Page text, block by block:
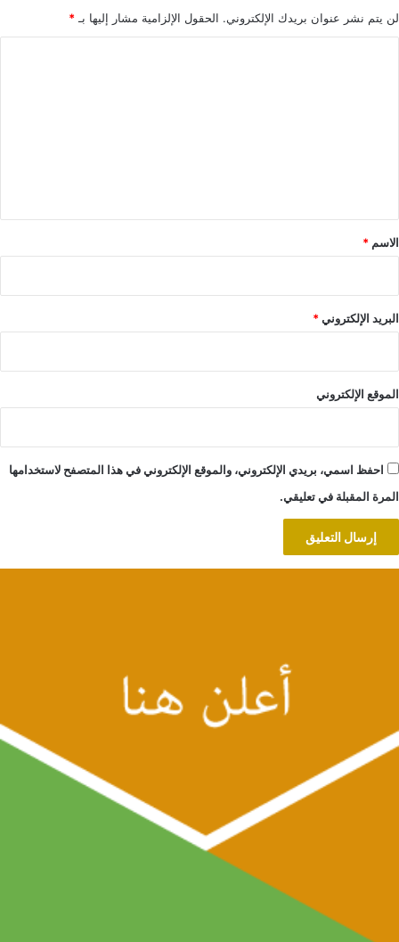
لن يتم نشر عنوان بريدك الإلكتروني. الحقول الإلزامية مشار إليها بـ *
*
الاسم *
البريد الإلكتروني*
الموقع الإلكتروني
احفظ اسمي، بريدي الإلكتروني، والموقع الإلكتروني في هذا المتصفح لاستخدامها
المرة المقبلة في تعليقي.